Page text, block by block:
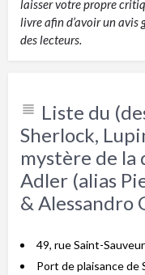
laisser votre propre
livre afin d’avoir un
des lecteurs.
Liste du
Sherlock,
mystère de la
Adler (alias
& Alessandro
49, rue Saint-
Port de plaisance de